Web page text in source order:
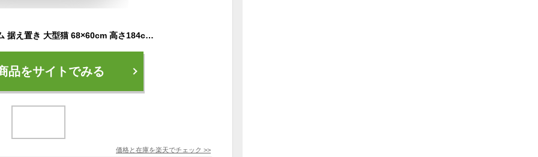
キャットタワー スリム 据え置き 大型猫 68×60cm 高さ184cm 省スペース おしゃれ 猫 猫用品 ペット用品 タワー 爪とぎ ハンモック おもちゃ コンパクト ベージュ グレー【送料無料】
品をサイトでみる
価格と在庫を楽天でチェック >>